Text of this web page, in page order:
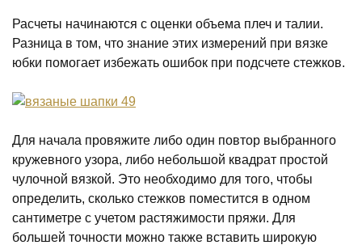
Расчеты начинаются с оценки объема плеч и талии.
Разница в том, что знание этих измерений при вязке
юбки помогает избежать ошибок при подсчете стежков.
Для начала провяжите либо один повтор выбранного
кружевного узора, либо небольшой квадрат простой
чулочной вязкой. Это необходимо для того, чтобы
определить, сколько стежков поместится в одном
сантиметре с учетом растяжимости пряжи. Для
большей точности можно также вставить широкую